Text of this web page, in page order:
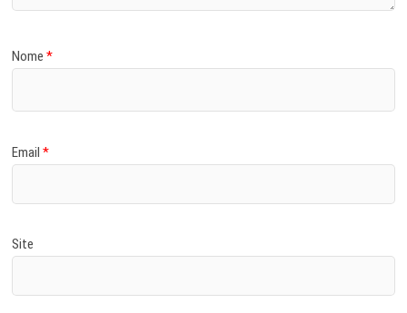
Nome*
Email*
Site